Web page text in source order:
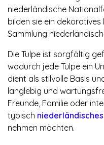
niederländische
bilden sie ein dekoratives
Sammlung
Die Tulpe ist sorgfältig
wodurch jede Tulpe ein
dient als stilvolle Basis
langlebig und
Freunde, Familie oder
typisch
nehmen möchten.